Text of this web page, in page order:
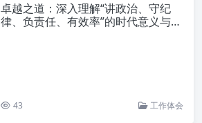
卓越之道：深入理解“讲政治、守纪
律、负责任、有效率”的时代意义与实
43 工作体会